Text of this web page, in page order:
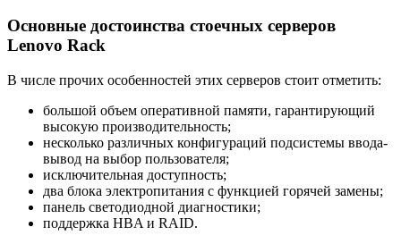
Основные достоинства стоечных серверов
Lenovo Rack
В числе прочих особенностей этих серверов стоит отметить:
большой объем оперативной памяти, гарантирующий
высокую производительность;
несколько различных конфигураций подсистемы ввода-
вывод на выбор пользователя;
исключительная доступность;
два блока электропитания с функцией горячей замены;
панель светодиодной диагностики;
поддержка HBA и RAID.